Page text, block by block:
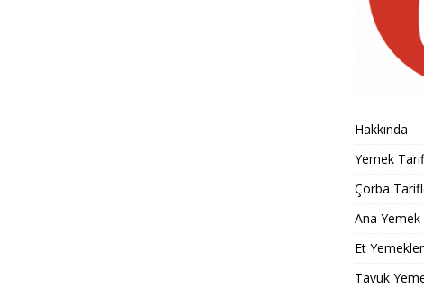
Hakkında
Yemek
Çorba
Ana
Et
Tavuk